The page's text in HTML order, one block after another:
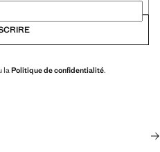
la Politique de confidentialité.